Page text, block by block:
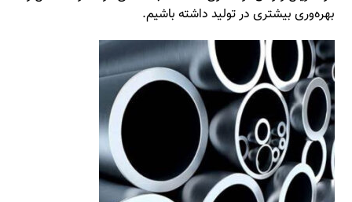
بهره‌وری بیشتری در تولید داشته باشیم.